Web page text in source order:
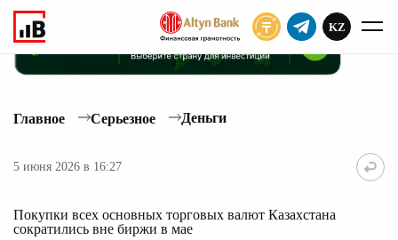
KZ
Главное Серьезное Деньги
5 июня 2026 в 16:27
Покупки всех основных торговых валют Казахстана
сократились вне биржи в мае